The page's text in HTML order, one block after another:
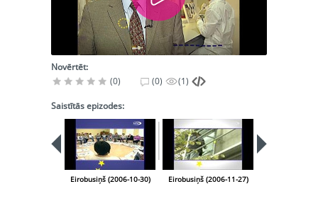
Novērtēt:
(0)
(0) (1)
Saistītās epizodes:
Eirobusiņš (2006-10-30) Eirobusiņš (2006-11-27)